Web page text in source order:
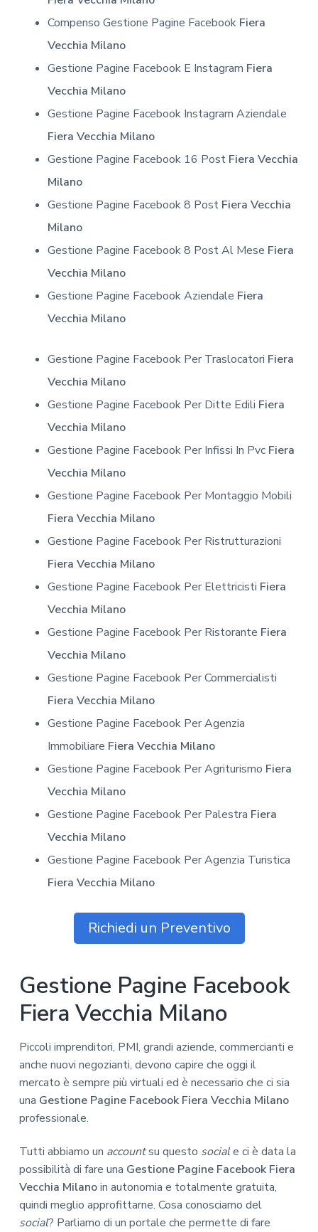
Compenso Gestione Pagine Facebook Fiera
Vecchia Milano
Gestione Pagine Facebook E Instagram Fiera
Vecchia Milano
Gestione Pagine Facebook Instagram Aziendale
Fiera Vecchia Milano
Gestione Pagine Facebook 16 Post Fiera Vecchia
Milano
Gestione Pagine Facebook 8 Post Fiera Vecchia
Milano
Gestione Pagine Facebook 8 Post Al Mese Fiera
Vecchia Milano
Gestione Pagine Facebook Aziendale Fiera
Vecchia Milano
Gestione Pagine Facebook Per Traslocatori Fiera
Vecchia Milano
Gestione Pagine Facebook Per Ditte Edili Fiera
Vecchia Milano
Gestione Pagine Facebook Per Infissi In Pvc Fiera
Vecchia Milano
Gestione Pagine Facebook Per Montaggio Mobili
Fiera Vecchia Milano
Gestione Pagine Facebook Per Ristrutturazioni
Fiera Vecchia Milano
Gestione Pagine Facebook Per Elettricisti Fiera
Vecchia Milano
Gestione Pagine Facebook Per Ristorante Fiera
Vecchia Milano
Gestione Pagine Facebook Per Commercialisti
Fiera Vecchia Milano
Gestione Pagine Facebook Per Agenzia
Immobiliare Fiera Vecchia Milano
Gestione Pagine Facebook Per Agriturismo Fiera
Vecchia Milano
Gestione Pagine Facebook Per Palestra Fiera
Vecchia Milano
Gestione Pagine Facebook Per Agenzia Turistica
Fiera Vecchia Milano
Richiedi un Preventivo
Gestione Pagine Facebook
Fiera Vecchia Milano
Piccoli imprenditori, PMI, grandi aziende, commercianti e
anche nuovi negozianti, devono capire che oggi il
mercato è sempre più virtuali ed è necessario che ci sia
una Gestione Pagine Facebook Fiera Vecchia Milano
professionale.
Tutti abbiamo un accountsu questo sociale ci è data la
possibilità di fare una Gestione Pagine Facebook Fiera
Vecchia Milanoin autonomia e totalmente gratuita,
quindi meglio approfittarne. Cosa conosciamo del
social? Parliamo di un portale che permette di fare